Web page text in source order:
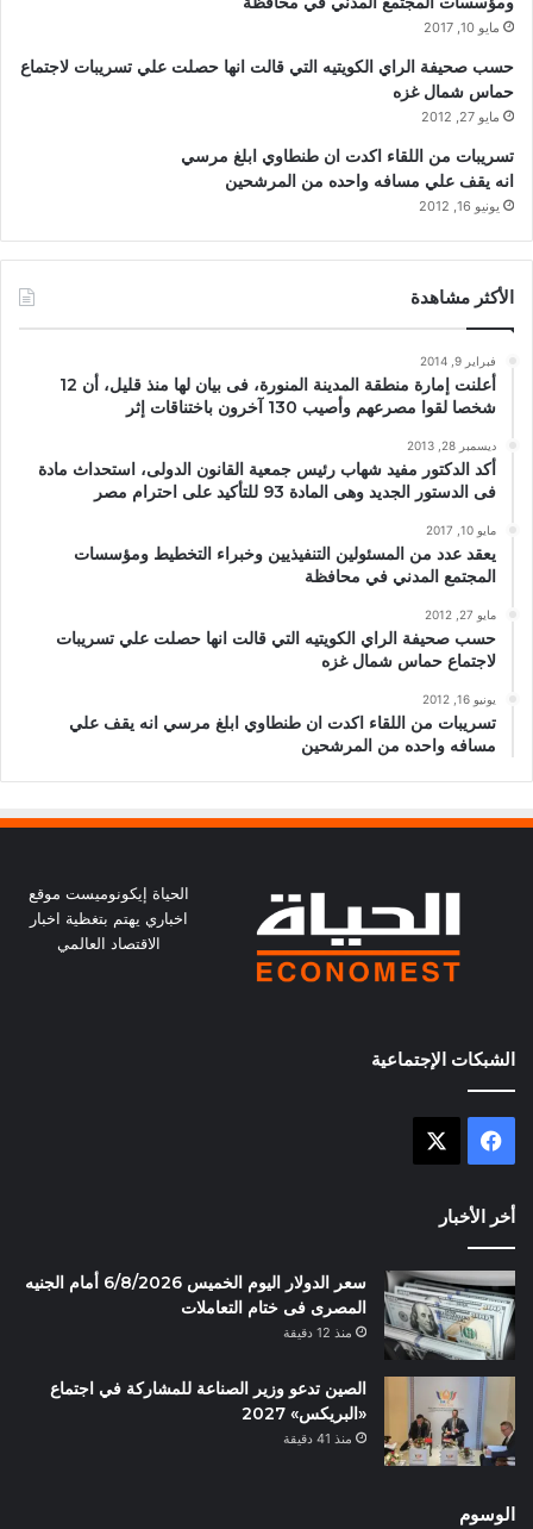
مايو 10, 2017
حسب صحيفة الراي الكويتيه التي قالت انها حصلت علي تسريبات لاجتماع
حماس شمال غزه
مايو 27, 2012
تسريبات من اللقاء اكدت ان طنطاوي ابلغ مرسي
انه يقف علي مسافه واحده من المرشحين
يونيو 16, 2012
الأكثر مشاهدة
فبراير 9, 2014
أعلنت إمارة منطقة المدينة المنورة، فى بيان لها منذ قليل، أن 12
شخصا لقوا مصرعهم وأصيب 130 آخرون باختناقات إثر
ديسمبر 28, 2013
أكد الدكتور مفيد شهاب رئيس جمعية القانون الدولى، استحداث مادة
فى الدستور الجديد وهى المادة 93 للتأكيد على احترام مصر
مايو 10, 2017
يعقد عدد من المسئولين التنفيذيين وخبراء التخطيط ومؤسسات
المجتمع المدني في محافظة
مايو 27, 2012
حسب صحيفة الراي الكويتيه التي قالت انها حصلت علي تسريبات
لاجتماع حماس شمال غزه
يونيو 16, 2012
تسريبات من اللقاء اكدت ان طنطاوي ابلغ مرسي انه يقف علي
مسافه واحده من المرشحين
الحياة إيكونوميست موقع
اخباري يهتم بتغظية اخبار
الاقتصاد العالمي
الشبكات الإجتماعية
فيسبوك
أخر الأخبار
سعر الدولار اليوم الخميس 6/8/2026 أمام الجنيه
المصرى فى ختام التعاملات
منذ 12 دقيقة
الصين تدعو وزير الصناعة للمشاركة في اجتماع
«البريكس» 2027
منذ 41 دقيقة
الوسوم